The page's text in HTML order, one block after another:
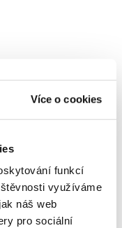
Více o cookies
funkcí
využíváme
náš web
pro sociální